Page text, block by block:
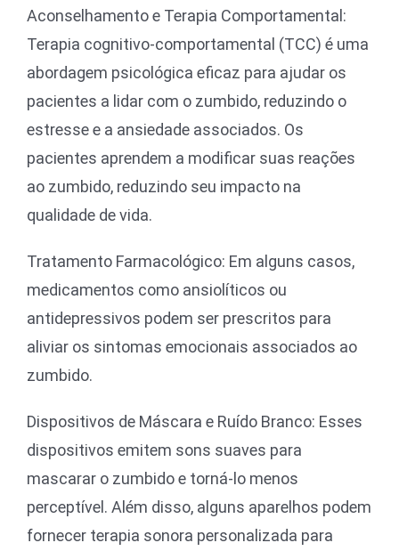
Aconselhamento e Terapia Comportamental:
Terapia cognitivo-comportamental (TCC) é uma
abordagem psicológica eficaz para ajudar os
pacientes a lidar com o zumbido, reduzindo o
estresse e a ansiedade associados. Os
pacientes aprendem a modificar suas reações
ao zumbido, reduzindo seu impacto na
qualidade de vida.
Tratamento Farmacológico: Em alguns casos,
medicamentos como ansiolíticos ou
antidepressivos podem ser prescritos para
aliviar os sintomas emocionais associados ao
zumbido.
Dispositivos de Máscara e Ruído Branco: Esses
dispositivos emitem sons suaves para
mascarar o zumbido e torná-lo menos
perceptível. Além disso, alguns aparelhos podem
fornecer terapia sonora personalizada para